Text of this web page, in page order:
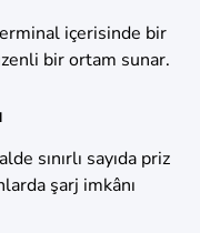
içerisinde bir
bir ortam sunar.
sınırlı sayıda priz
şarj imkânı